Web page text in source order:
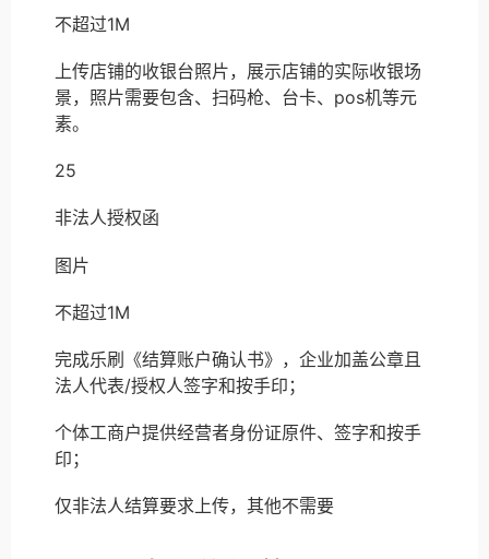
不超过1M
上传店铺的收银台照片，展示店铺的实际收银场
景，照片需要包含、扫码枪、台卡、pos机等元
素。
25
非法人授权函
图片
不超过1M
完成乐刷《结算账户确认书》，企业加盖公章且
法人代表/授权人签字和按手印；
个体工商户提供经营者身份证原件、签字和按手
印；
仅非法人结算要求上传，其他不需要